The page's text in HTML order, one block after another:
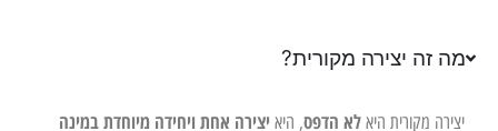
מה זה יצירה מקורית?
יצירה מקורית היא לא הדפס, היא יצירה אחת ויחידה מיוחדת במינה